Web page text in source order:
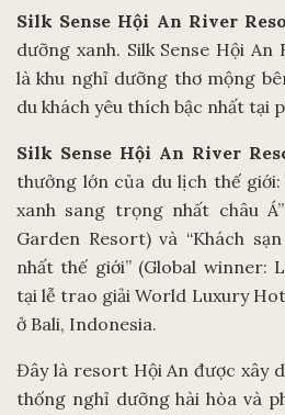
Silk Sense Hội An River
dưỡng xanh. Silk Sense Hội
là khu nghỉ dưỡng thơ mộng
du khách yêu thích bậc nhất tại
Silk Sense Hội An River
thưởng lớn của du lịch thế giới:
xanh sang trọng nhất châu
Garden Resort) và “Khách
nhất thế giới” (Global winner:
tại lễ trao giải World Luxury
ở Bali, Indonesia.
Đây là resort Hội An được xây
thống nghỉ dưỡng hài hòa và